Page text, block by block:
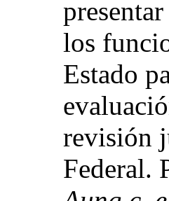
los
Estado
revisión
Federal.